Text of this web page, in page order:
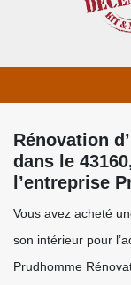
Rénovation
dans le
l’entreprise
Vous avez acheté
son intérieur pour
Prudhomme